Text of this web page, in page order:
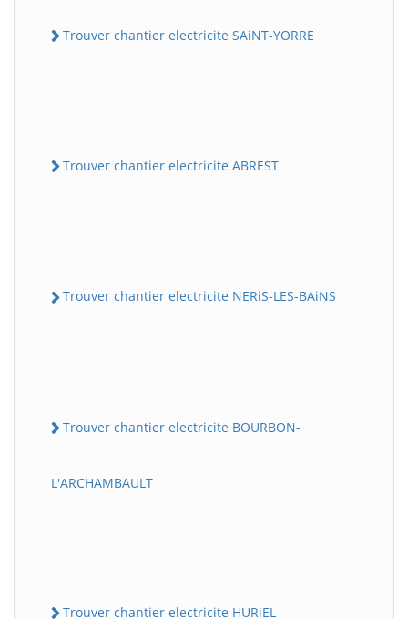
Trouver chantier electricite SAiNT-YORRE
Trouver chantier electricite ABREST
Trouver chantier electricite NERiS-LES-BAiNS
Trouver chantier electricite BOURBON-
L'ARCHAMBAULT
Trouver chantier electricite HURiEL